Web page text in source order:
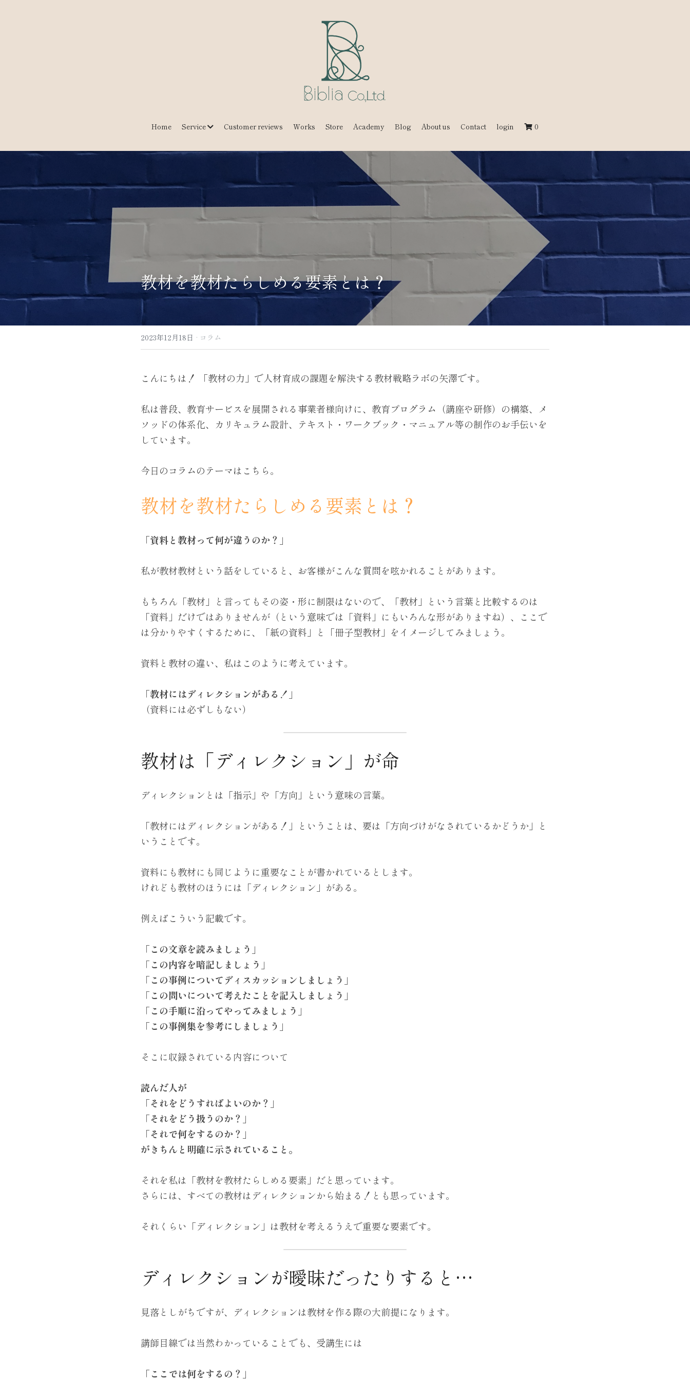
Home Service Customer reviews Works Store Academy Blog About us Contact login 0
教材を教材たらしめる要素とは？
2023年12月18日 · コラム
こんにちは！ 「教材の力」で人材育成の課題を解決する教材戦略ラボの矢澤です。
私は普段、教育サービスを展開される事業者様向けに、教育プログラム（講座や研修）の構築、メ
ソッドの体系化、カリキュラム設計、テキスト・ワークブック・マニュアル等の制作のお手伝いを
しています。
今日のコラムのテーマはこちら。
教材を教材たらしめる要素とは？
「資料と教材って何が違うのか？」
私が教材教材という話をしていると、お客様がこんな質問を呟かれることがあります。
もちろん「教材」と言ってもその姿・形に制限はないので、「教材」という言葉と比較するのは
「資料」だけではありませんが（という意味では「資料」にもいろんな形がありますね）、ここで
は分かりやすくするために、「紙の資料」と「冊子型教材」をイメージしてみましょう。
資料と教材の違い、私はこのように考えています。
「教材にはディレクションがある！」
（資料には必ずしもない）
教材は「ディレクション」が命
ディレクションとは「指示」や「方向」という意味の言葉。
「教材にはディレクションがある！」ということは、要は「方向づけがなされているかどうか」と
いうことです。
資料にも教材にも同じように重要なことが書かれているとします。
けれども教材のほうには「ディレクション」がある。
例えばこういう記載です。
「この文章を読みましょう」
「この内容を暗記しましょう」
「この事例についてディスカッションしましょう」
「この問いについて考えたことを記入しましょう」
「この手順に沿ってやってみましょう」
「この事例集を参考にしましょう」
そこに収録されている内容について
読んだ人が
「それをどうすればよいのか？」
「それをどう扱うのか？」
「それで何をするのか？」
がきちんと明確に示されていること。
それを私は「教材を教材たらしめる要素」だと思っています。
さらには、すべての教材はディレクションから始まる！とも思っています。
それくらい「ディレクション」は教材を考えるうえで重要な要素です。
ディレクションが曖昧だったりすると…
見落としがちですが、ディレクションは教材を作る際の大前提になります。
講師目線では当然わかっていることでも、受講生には
「ここでは何をするの？」